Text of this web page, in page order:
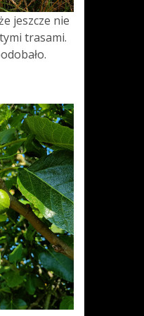
jeszcze nie
trasami.